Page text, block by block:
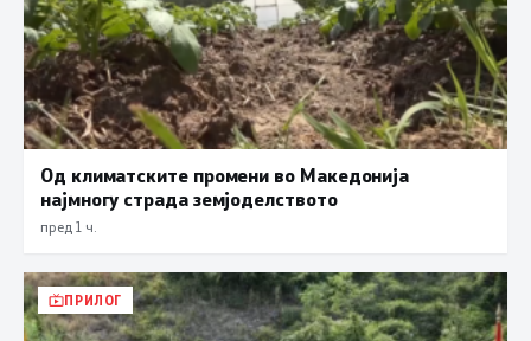
Од климатските промени во Македонија
најмногу страда земјоделството
пред 1 ч.
ПРИЛОГ